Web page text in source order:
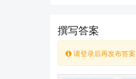
撰写答案
请登录后再发布答案